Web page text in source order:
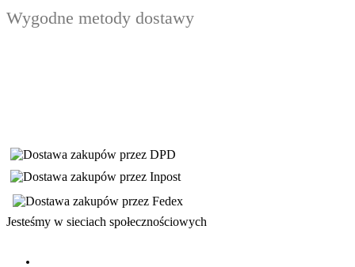
Wygodne metody dostawy
Jesteśmy w sieciach społecznościowych